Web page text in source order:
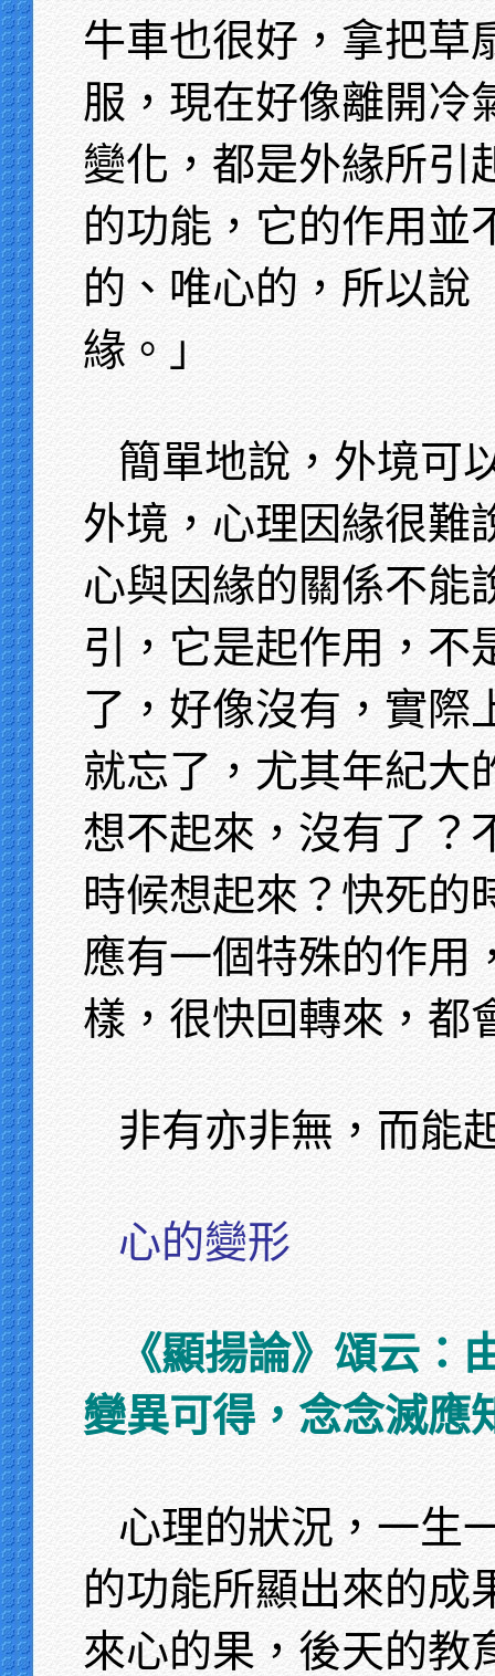
牛車也很好，拿把草
服，現在好像離開冷
變化，都是外緣所引
的功能，它的作用並
的、唯心的，所以說
緣。」
簡單地說，外境可
外境，心理因緣很難
心與因緣的關係不能
引，它是起作用，不
了，好像沒有，實際
就忘了，尤其年紀大
想不起來，沒有了？
時候想起來？快死的
應有一個特殊的作用
樣，很快回轉來，都
非有亦非無，而能
心的變形
《顯揚論》頌云：
變異可得，念念滅應
心理的狀況，一生
的功能所顯出來的成
來心的果，後天的教